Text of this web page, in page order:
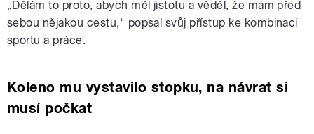
„Dělám to proto, abych měl jistotu a věděl, že mám před
sebou nějakou cestu," popsal svůj přístup ke kombinaci
sportu a práce.
Koleno mu vystavilo stopku, na návrat si
musí počkat